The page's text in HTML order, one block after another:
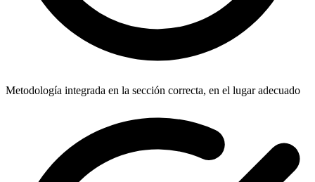
Metodología integrada en la sección correcta, en el lugar adecuado